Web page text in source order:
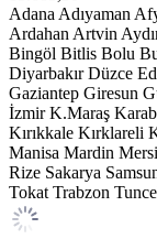
Adana Adıyaman
Ardahan Artvin
Bingöl Bitlis Bolu
Diyarbakır Düzce
Gaziantep Giresun
İzmir K.Maraş
Kırıkkale Kırklareli
Manisa Mardin
Rize Sakarya
Tokat Trabzon